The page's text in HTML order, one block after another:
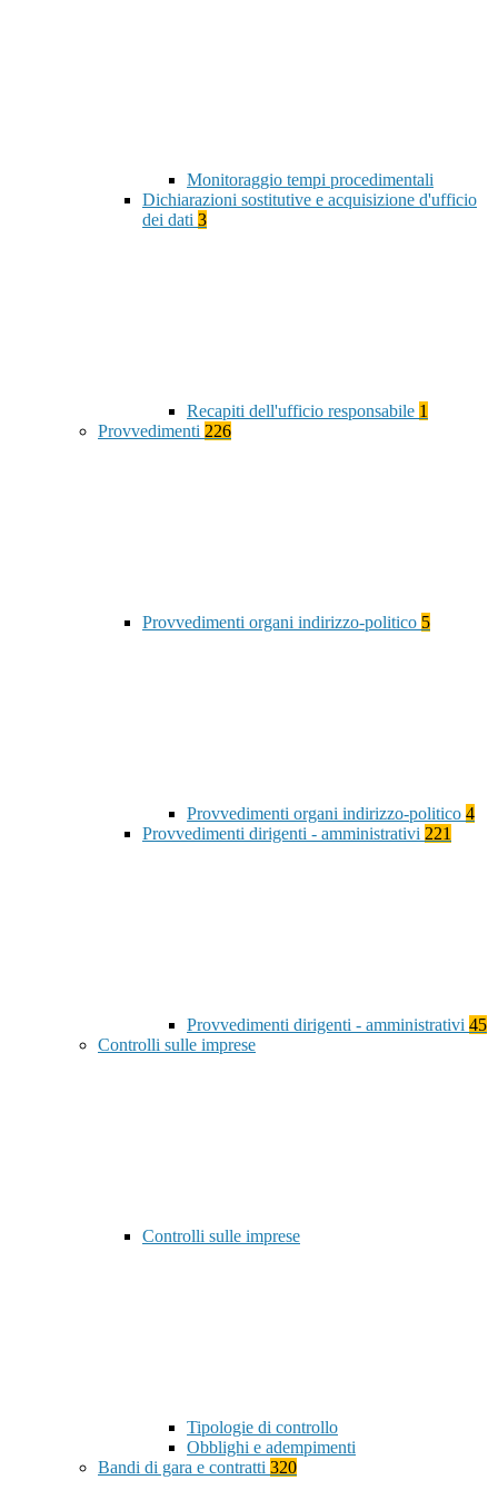
Monitoraggio tempi procedimentali
Dichiarazioni sostitutive e acquisizione d'ufficio
dei dati 3
Recapiti dell'ufficio responsabile 1
Provvedimenti 226
Provvedimenti organi indirizzo-politico 5
Provvedimenti organi indirizzo-politico 4
Provvedimenti dirigenti - amministrativi 221
Provvedimenti dirigenti - amministrativi 45
Controlli sulle imprese
Controlli sulle imprese
Tipologie di controllo
Obblighi e adempimenti
Bandi di gara e contratti 320